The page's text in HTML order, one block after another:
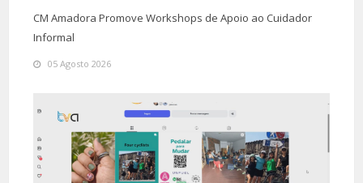
CM Amadora Promove Workshops de Apoio ao Cuidador
Informal
05 Agosto 2026